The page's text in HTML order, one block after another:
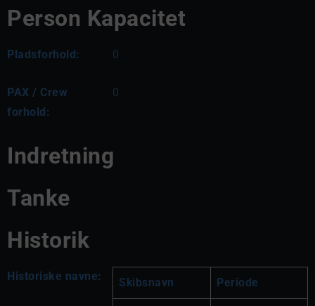
Person Kapacitet
Pladsforhold: 0
PAX / Crew
forhold:
0
Indretning
Tanke
Historik
Historiske navne: Skibsnavn Periode